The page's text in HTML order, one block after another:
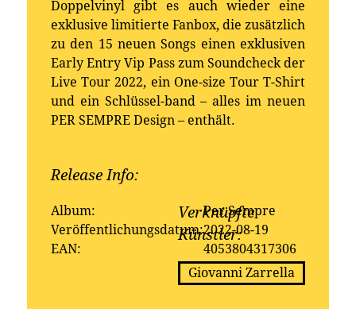
Doppelvinyl gibt es auch wieder eine
exklusive limitierte Fanbox, die zusätzlich
zu den 15 neuen Songs einen exklusiven
Early Entry Vip Pass zum Soundcheck der
Live Tour 2022, ein One-size Tour T-Shirt
und ein Schlüssel-band – alles im neuen
PER SEMPRE Design – enthält.
Release Info:
Album:
Per Sempre
Veröffentlichungsdatum:2022-08-19
EAN:
4053804317306
Verknüpfte
Künstler:
Giovanni Zarrella